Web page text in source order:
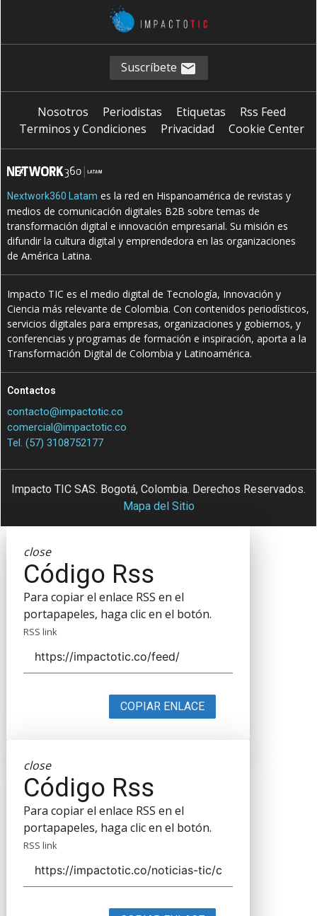
Suscríbete
Nosotros Periodistas Etiquetas
Rss Feed
Terminos y Condiciones
Privacidad Cookie Center
Nextwork360 Latam es la red en Hispanoamérica de revistas y
medios de comunicación digitales B2B sobre temas de
transformación digital e innovación empresarial. Su misión es
difundir la cultura digital y emprendedora en las organizaciones
de América Latina.
Impacto TIC es el medio digital de Tecnología, Innovación y
Ciencia más relevante de Colombia. Con contenidos periodísticos,
servicios digitales para empresas, organizaciones y gobiernos, y
conferencias y programas de formación e inspiración, aporta a la
Transformación Digital de Colombia y Latinoamérica.
Contactos
contacto@impactotic.co
comercial@impactotic.co
Tel. (57) 3108752177
Impacto TIC SAS. Bogotá, Colombia. Derechos Reservados.
Mapa del Sitio
close
Código Rss
Para copiar el enlace RSS en el
portapapeles, haga clic en el botón.
RSS link
COPIAR ENLACE
close
Código Rss
Para copiar el enlace RSS en el
portapapeles, haga clic en el botón.
RSS link